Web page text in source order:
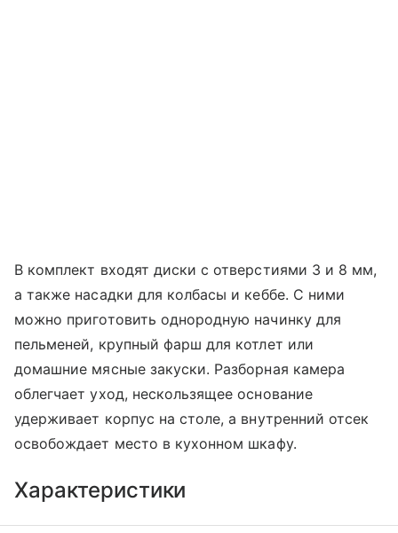
В комплект входят диски с отверстиями 3 и 8 мм,
а также насадки для колбасы и кеббе. С ними
можно приготовить однородную начинку для
пельменей, крупный фарш для котлет или
домашние мясные закуски. Разборная камера
облегчает уход, нескользящее основание
удерживает корпус на столе, а внутренний отсек
освобождает место в кухонном шкафу.
Характеристики